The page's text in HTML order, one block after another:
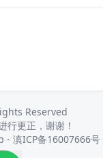
Reserved
行更正，谢谢！
- 滇ICP备16007666号